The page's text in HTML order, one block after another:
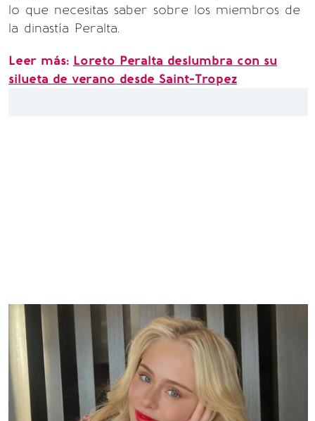
lo que necesitas saber sobre los miembros de
la dinastía Peralta.
Leer más: Loreto Peralta deslumbra con su
silueta de verano desde Saint-Tropez